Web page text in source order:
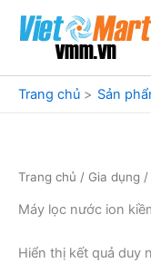
dung
Trang chủ
Sản
Trang chủ / Gia dụng /
Máy lọc nước ion
Hiển thị kết quả duy